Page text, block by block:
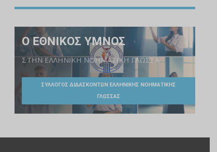
Ο ΕΘΝΙΚΟΣ ΥΜΝΟΣ
ΣΤΗΝ ΕΛΛΗΝΙΚΗ ΝΟΗΜΑΤΙΚΗ ΓΛΩΣΣΑ
ΣΥΛΛΟΓΟΣ ΔΙΔΑΣΚΟΝΤΩΝ ΕΛΛΗΝΙΚΗΣ ΝΟΗΜΑΤΙΚΗΣ
ΓΛΩΣΣΑΣ